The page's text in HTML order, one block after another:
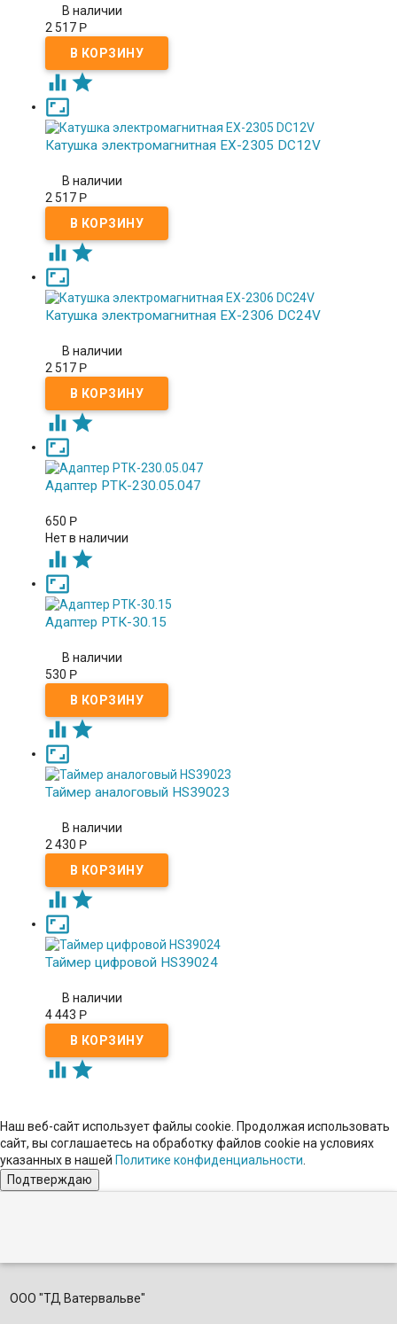
В наличии
2 517 Р
 

Катушка электромагнитная EX-2305 DC12V
В наличии
2 517 Р
 

Катушка электромагнитная EX-2306 DC24V
В наличии
2 517 Р
 

Адаптер РТК-230.05.047
650 Р
Нет в наличии
 

Адаптер РТК-30.15
В наличии
530 Р
 

Таймер аналоговый HS39023
В наличии
2 430 Р
 

Таймер цифровой HS39024
В наличии
4 443 Р
 
Наш веб-сайт использует файлы cookie. Продолжая использовать
сайт, вы соглашаетесь на обработку файлов сookie на условиях
указанных в нашей Политике конфиденциальности.
Подтверждаю
ООО "ТД Ватервальве"